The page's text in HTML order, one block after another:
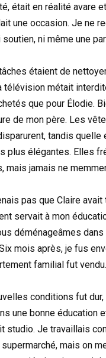
était en réalité avare
une occasion. Je ne
ni même une
étaient de
télévision métait
que pour Élodie.
de mon père. Les
tandis quelle
plus élégantes. Elles
mais jamais ne
pas que Claire avait
servait à mon
déménageâmes
mois après, je fus
familial fut vendu.
conditions fut
une bonne éducation
studio. Je travaillais
mais on